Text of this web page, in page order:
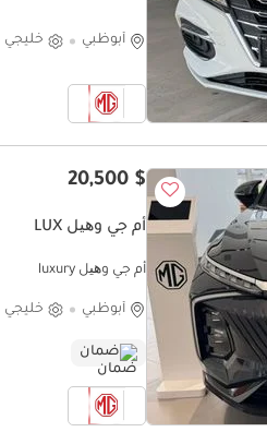
أبوظبي خليجي
$ 20,500
أم جي وھیل LUX
أم جي وھیل luxury
أبوظبي خليجي
ضمان